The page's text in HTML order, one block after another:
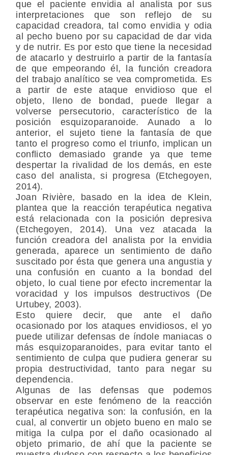
que el paciente envidia al analista por sus
interpretaciones que son reflejo de su
capacidad creadora, tal como envidia y odia
al pecho bueno por su capacidad de dar vida
y de nutrir. Es por esto que tiene la necesidad
de atacarlo y destruirlo a partir de la fantasía
de que empeorando él, la función creadora
del trabajo analítico se vea comprometida. Es
a partir de este ataque envidioso que el
objeto, lleno de bondad, puede llegar a
volverse persecutorio, característico de la
posición esquizoparanoide. Aunado a lo
anterior, el sujeto tiene la fantasía de que
tanto el progreso como el triunfo, implican un
conflicto demasiado grande ya que teme
despertar la rivalidad de los demás, en este
caso del analista, si progresa (Etchegoyen,
2014).
Joan Rivière, basado en la idea de Klein,
plantea que la reacción terapéutica negativa
está relacionada con la posición depresiva
(Etchegoyen, 2014). Una vez atacada la
función creadora del analista por la envidia
generada, aparece un sentimiento de daño
suscitado por ésta que genera una angustia y
una confusión en cuanto a la bondad del
objeto, lo cual tiene por efecto incrementar la
voracidad y los impulsos destructivos (De
Urtubey, 2003).
Esto quiere decir, que ante el daño
ocasionado por los ataques envidiosos, el yo
puede utilizar defensas de índole maniacas o
más esquizoparanoides, para evitar tanto el
sentimiento de culpa que pudiera generar su
propia destructividad, tanto para negar su
dependencia.
Algunas de las defensas que podemos
observar en este fenómeno de la reacción
terapéutica negativa son: la confusión, en la
cual, al convertir un objeto bueno en malo se
mitiga la culpa por el daño ocasionado al
objeto primario, de ahí que la paciente se